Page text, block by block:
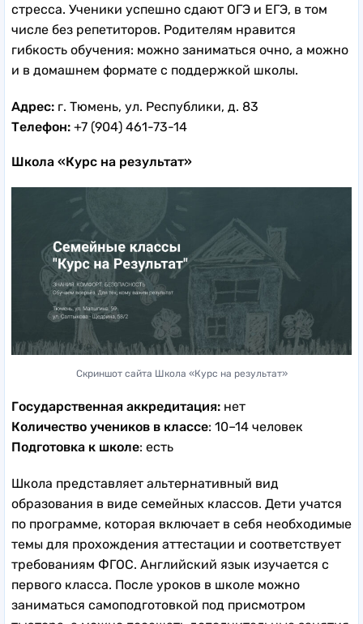
стресса. Ученики успешно сдают ОГЭ и ЕГЭ, в том
числе без репетиторов. Родителям нравится
гибкость обучения: можно заниматься очно, а можно
и в домашнем формате с поддержкой школы.
Адрес: г. Тюмень, ул. Республики, д. 83
Телефон: +7 (904) 461-73-14
Школа «Курс на результат»
Скриншот сайта Школа «Курс на результат»
Государственная аккредитация: нет
Количество учеников в классе: 10–14 человек
Подготовка к школе: есть
Школа представляет альтернативный вид
образования в виде семейных классов. Дети учатся
по программе, которая включает в себя необходимые
темы для прохождения аттестации и соответствует
требованиям ФГОС. Английский язык изучается с
первого класса. После уроков в школе можно
заниматься самоподготовкой под присмотром